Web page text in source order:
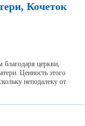
Кочеток
благодаря церкви,
Ценность этого
неподалеку от